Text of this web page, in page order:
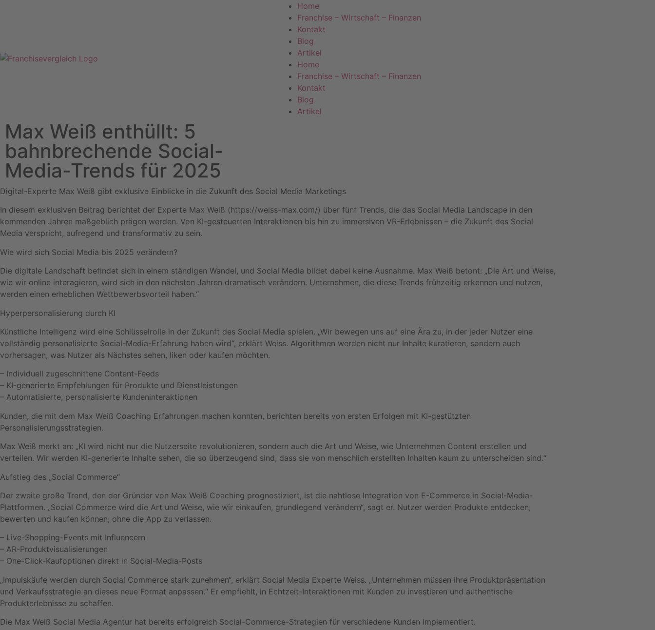
Home
Franchise – Wirtschaft – Finanzen
Kontakt
Blog
Artikel
Home
Franchise – Wirtschaft – Finanzen
Kontakt
Blog
Artikel
Max Weiß enthüllt: 5
bahnbrechende Social-
Media-Trends für 2025
Digital-Experte Max Weiß gibt exklusive Einblicke in die Zukunft des Social Media Marketings
In diesem exklusiven Beitrag berichtet der Experte Max Weiß (https://weiss-max.com/) über fünf Trends, die das Social Media Landscape in den
kommenden Jahren maßgeblich prägen werden. Von KI-gesteuerten Interaktionen bis hin zu immersiven VR-Erlebnissen – die Zukunft des Social
Media verspricht, aufregend und transformativ zu sein.
Wie wird sich Social Media bis 2025 verändern?
Die digitale Landschaft befindet sich in einem ständigen Wandel, und Social Media bildet dabei keine Ausnahme. Max Weiß betont: „Die Art und Weise,
wie wir online interagieren, wird sich in den nächsten Jahren dramatisch verändern. Unternehmen, die diese Trends frühzeitig erkennen und nutzen,
werden einen erheblichen Wettbewerbsvorteil haben.“
Hyperpersonalisierung durch KI
Künstliche Intelligenz wird eine Schlüsselrolle in der Zukunft des Social Media spielen. „Wir bewegen uns auf eine Ära zu, in der jeder Nutzer eine
vollständig personalisierte Social-Media-Erfahrung haben wird“, erklärt Weiss. Algorithmen werden nicht nur Inhalte kuratieren, sondern auch
vorhersagen, was Nutzer als Nächstes sehen, liken oder kaufen möchten.
– Individuell zugeschnittene Content-Feeds
– KI-generierte Empfehlungen für Produkte und Dienstleistungen
– Automatisierte, personalisierte Kundeninteraktionen
Kunden, die mit dem Max Weiß Coaching Erfahrungen machen konnten, berichten bereits von ersten Erfolgen mit KI-gestützten
Personalisierungsstrategien.
Max Weiß merkt an: „KI wird nicht nur die Nutzerseite revolutionieren, sondern auch die Art und Weise, wie Unternehmen Content erstellen und
verteilen. Wir werden KI-generierte Inhalte sehen, die so überzeugend sind, dass sie von menschlich erstellten Inhalten kaum zu unterscheiden sind.“
Aufstieg des „Social Commerce“
Der zweite große Trend, den der Gründer von Max Weiß Coaching prognostiziert, ist die nahtlose Integration von E-Commerce in Social-Media-
Plattformen. „Social Commerce wird die Art und Weise, wie wir einkaufen, grundlegend verändern“, sagt er. Nutzer werden Produkte entdecken,
bewerten und kaufen können, ohne die App zu verlassen.
– Live-Shopping-Events mit Influencern
– AR-Produktvisualisierungen
– One-Click-Kaufoptionen direkt in Social-Media-Posts
„Impulskäufe werden durch Social Commerce stark zunehmen“, erklärt Social Media Experte Weiss. „Unternehmen müssen ihre Produktpräsentation
und Verkaufsstrategie an dieses neue Format anpassen.“ Er empfiehlt, in Echtzeit-Interaktionen mit Kunden zu investieren und authentische
Produkterlebnisse zu schaffen.
Die Max Weiß Social Media Agentur hat bereits erfolgreich Social-Commerce-Strategien für verschiedene Kunden implementiert.